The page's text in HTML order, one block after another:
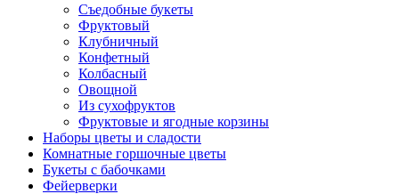
Съедобные букеты
Фруктовый
Клубничный
Конфетный
Колбасный
Овощной
Из сухофруктов
Фруктовые и ягодные корзины
Наборы цветы и сладости
Комнатные горшочные цветы
Букеты с бабочками
Фейерверки